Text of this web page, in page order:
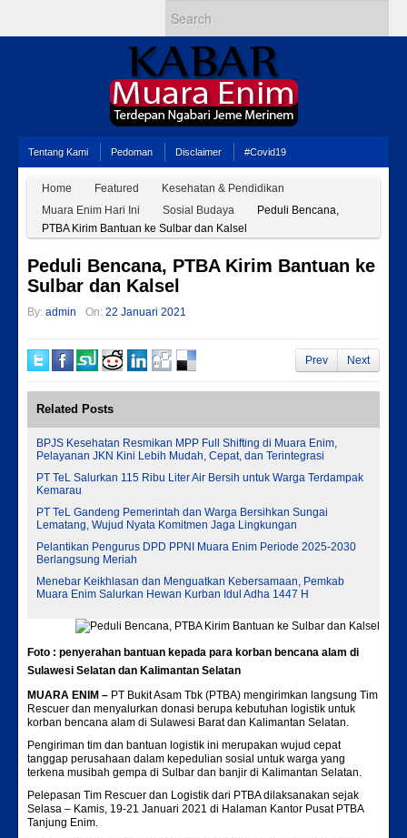
Tentang Kami Pedoman Disclaimer #Covid19
Home Featured
Kesehatan & Pendidikan
Muara Enim Hari Ini
Sosial Budaya
Peduli Bencana,
PTBA Kirim Bantuan ke Sulbar dan Kalsel
Peduli Bencana, PTBA Kirim Bantuan ke
Sulbar dan Kalsel
By: admin On: 22 Januari 2021
Prev Next
Related Posts
BPJS Kesehatan Resmikan MPP Full Shifting di Muara Enim,
Pelayanan JKN Kini Lebih Mudah, Cepat, dan Terintegrasi
PT TeL Salurkan 115 Ribu Liter Air Bersih untuk Warga Terdampak
Kemarau
PT TeL Gandeng Pemerintah dan Warga Bersihkan Sungai
Lematang, Wujud Nyata Komitmen Jaga Lingkungan
Pelantikan Pengurus DPD PPNI Muara Enim Periode 2025-2030
Berlangsung Meriah
Menebar Keikhlasan dan Menguatkan Kebersamaan, Pemkab
Muara Enim Salurkan Hewan Kurban Idul Adha 1447 H
Foto : penyerahan bantuan kepada para korban bencana alam di
Sulawesi Selatan dan Kalimantan Selatan
MUARA ENIM – PT Bukit Asam Tbk (PTBA) mengirimkan langsung Tim
Rescuer dan menyalurkan donasi berupa kebutuhan logistik untuk
korban bencana alam di Sulawesi Barat dan Kalimantan Selatan.
Pengiriman tim dan bantuan logistik ini merupakan wujud cepat
tanggap perusahaan dalam kepedulian sosial untuk warga yang
terkena musibah gempa di Sulbar dan banjir di Kalimantan Selatan.
Pelepasan Tim Rescuer dan Logistik dari PTBA dilaksanakan sejak
Selasa – Kamis, 19-21 Januari 2021 di Halaman Kantor Pusat PTBA
Tanjung Enim.